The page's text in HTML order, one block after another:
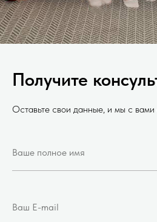
Получите
Оставьте свои данные, и мы с вами